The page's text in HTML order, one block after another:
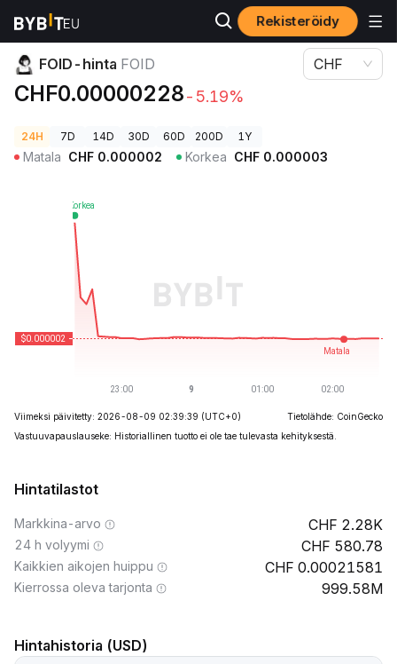
Rekisteröidy
Kryptohinnat
FOID-hinta FOID
CHF0.00000228-5.19%
CHF
24H 7D 14D 30D 60D 200D 1Y
Matala CHF 0.000002 Korkea CHF 0.000003
Viimeksi päivitetty: 2026-08-09 02:39:39 (UTC+0)
Tietolähde: CoinGecko
Vastuuvapauslauseke: Historiallinen tuotto ei ole tae tulevasta kehityksestä.
Hintatilastot
Markkina-arvo 2.28K
24 h volyymi 580.78
Kaikkien aikojen huippu 0.00021581
Kierrossa oleva tarjonta 999.58M
Hintahistoria (USD)